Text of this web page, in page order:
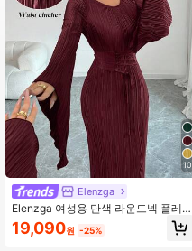
4.89 3M 팔로워
4.89 3M 팔로워
4.89 3M 팔로워
10
Elenzga
Elenzga 여성용 단색 라운드넥 플레
어 슬리브 허리 넥타이 디자인 우아한
드레스
19,090원 -25%